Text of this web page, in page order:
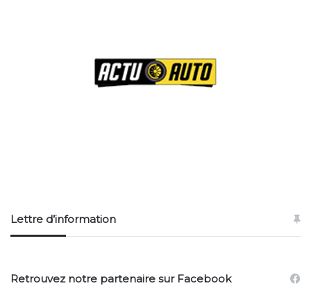
Lettre d’information
Retrouvez notre partenaire sur Facebook